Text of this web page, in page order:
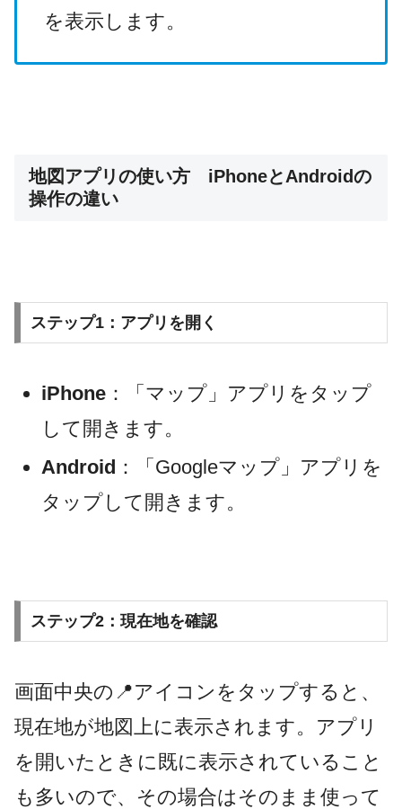
を表示します。
地図アプリの使い方 iPhoneとAndroidの
操作の違い
ステップ1：アプリを開く
iPhone ：「マップ」アプリをタップ
して開きます。
Android ：「Googleマップ」アプリを
タップして開きます。
ステップ2：現在地を確認
画面中央の📍アイコンをタップすると、
現在地が地図上に表示されます。アプリ
を開いたときに既に表示されていること
も多いので、その場合はそのまま使って